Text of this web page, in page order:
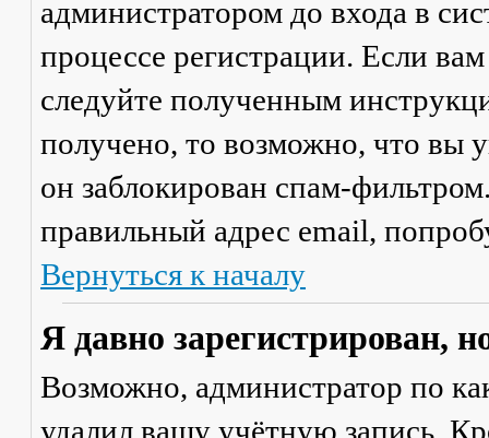
администратором до входа в
процессе регистрации. Если
следуйте полученным
получено, то возможно, что вы
он заблокирован спам-
правильный адрес email,
Вернуться к началу
Я давно зарегистрирован,
Возможно, администратор по
удалил вашу учётную запись.